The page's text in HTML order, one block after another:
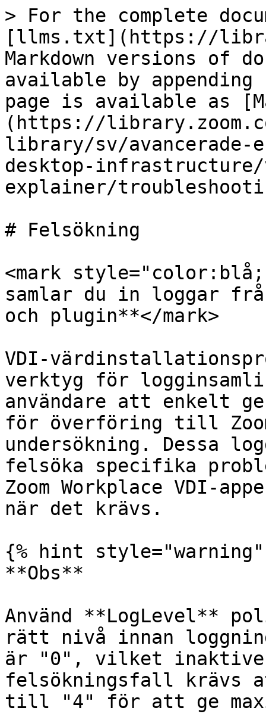
> For the complete
[llms.txt](https://
Markdown versions of
available by
page is available as
(https://
library/sv/
desktop-
explainer/
# Felsökning
<mark
samlar du in loggar från
och plugin**</mark>
VDI-
verktyg för
användare att enkelt
för överföring till
undersökning. Dessa
felsöka specifika
Zoom Workplace VDI-
när det krävs.
{% hint style="warning"
**Obs**
Använd **LogLevel**
rätt nivå innan
är "0", vilket
felsökningsfall krävs
till "4" för att ge